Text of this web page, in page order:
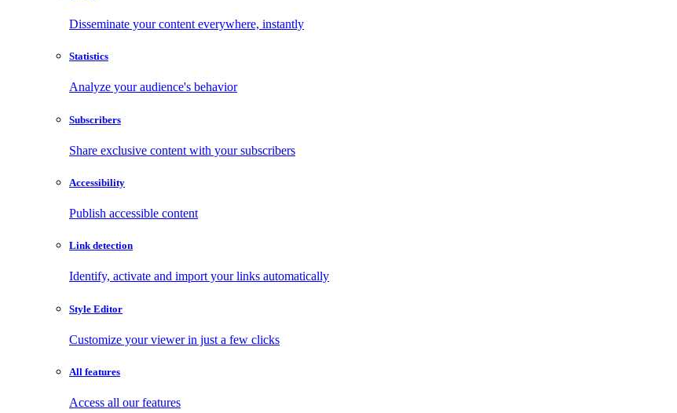
Disseminate your content everywhere, instantly
Statistics
Analyze your audience's behavior
Subscribers
Share exclusive content with your subscribers
Accessibility
Publish accessible content
Link detection
Identify, activate and import your links automatically
Style Editor
Customize your viewer in just a few clicks
All features
Access all our features